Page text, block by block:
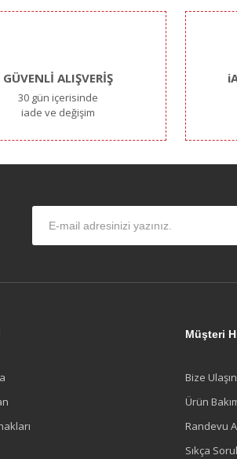
Gönder
GÜVENLİ ALIŞVERİŞ
30 gün içerisinde
iade ve değişim
Müşteri
Bize Ulaşın
Ürün
Randevu
Sıkça